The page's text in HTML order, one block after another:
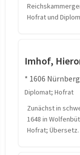
Hofrat und
Imhof,
* 1606
Diplomat; Hofrat
Zunächst in
1648 in
Hofrat;